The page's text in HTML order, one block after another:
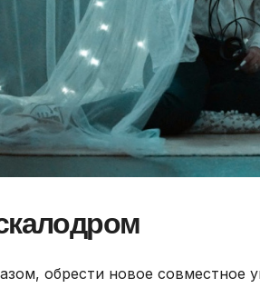
обрести новое совместное